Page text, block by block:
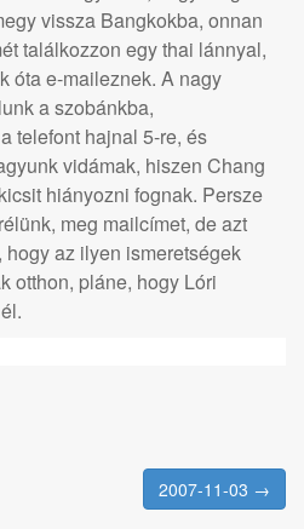
vissza Bangkokba, onnan
találkozzon egy thai lánnyal,
óta e-maileznek. A nagy
a szobánkba,
telefont hajnal 5-re, és
vidámak, hiszen Chang
hiányozni fognak. Persze
meg mailcímet, de azt
az ilyen ismeretségek
otthon, pláne, hogy Lóri
2007-11-03 →